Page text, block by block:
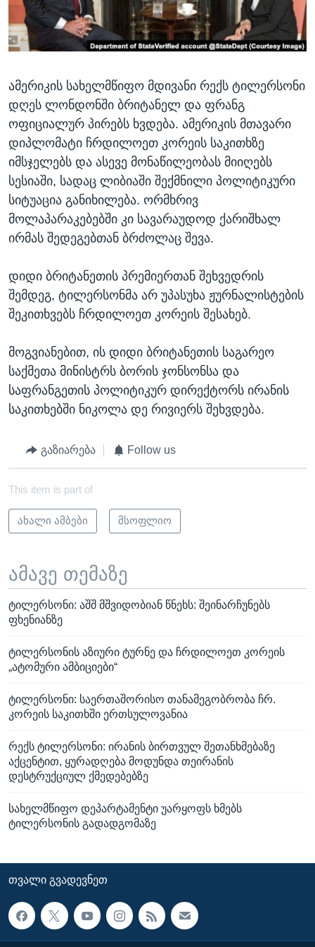
ᲡᲢᲣᲓᲘᲐ ᲕᲐᲨᲘᲜᲒᲢᲝᲜᲘ
ᲔᲙᲝᲜᲝᲛᲘᲙᲐ
ᲯᲐᲜᲛᲠᲗᲔᲚᲝᲑᲐ
ᲘᲜᲢᲔᲠᲕᲘᲣ
ᲙᲣᲚᲢᲣᲠᲐ
ᲒᲐᲚᲘᲚᲔᲝ
ᲓᲔᲖᲘᲜᲤᲝᲠᲛᲐᲪᲘᲐ
Learning English
ენები
ამერიკის სახელმწიფო მდივანი რექს ტილერსონი
დღეს ლონდონში ბრიტანელ და ფრანგ
ოფიციალურ პირებს ხვდება. ამერიკის მთავარი
დიპლომატი ჩრდილოეთ კორეის საკითხზე
იმსჯელებს და ასევე მონაწილეობას მიიღებს
სესიაში, სადაც ლიბიაში შექმნილი პოლიტიკური
სიტუაცია განიხილება. ორმხრივ
მოლაპარაკებებში კი სავარაუდოდ ქარიშხალ
ირმას შედეგებთან ბრძოლაც შევა.
დიდი ბრიტანეთის პრემიერთან შეხვედრის
შემდეგ, ტილერსონმა არ უპასუხა ჟურნალისტების
შეკითხვებს ჩრდილოეთ კორეის შესახებ.
მოგვიანებით, ის დიდი ბრიტანეთის საგარეო
საქმეთა მინისტრს ბორის ჯონსონსა და
საფრანგეთის პოლიტიკურ დირექტორს ირანის
საკითხებში ნიკოლა დე რივიერს შეხვდება.
გაზიარება Follow us
This item is part of
ახალი ამბები მსოფლიო
ამავე თემაზე
ტილერსონი: აშშ მშვიდობიან წნეხს: შეინარჩუნებს
ფხენიანზე
ტილერსონის აზიური ტურნე და ჩრდილოეთ კორეის
„ატომური ამბიციები“
ტილერსონი: საერთაშორისო თანამეგობრობა ჩრ.
კორეის საკითხში ერთსულოვანია
რექს ტილერსონი: ირანის ბირთვულ შეთანხმებაზე
აქცენტით, ყურადღება მოდუნდა თეირანის
დესტრუქციულ ქმედებებზე
სახელმწიფო დეპარტამენტი უარყოფს ხმებს
ტილერსონის გადადგომაზე
ᲗᲕᲐᲚᲘ ᲒᲕᲐᲓᲔᲕᲜᲔᲗ